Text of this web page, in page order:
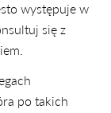
występuje w
się z
po takich